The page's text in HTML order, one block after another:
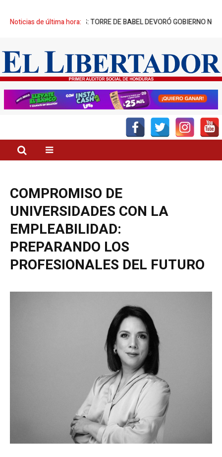
Noticias de última hora:
SUS CREADORES: TORRE DE BABEL DEVORÓ GOBIERNO NO NACIDO
COMPROMISO DE
UNIVERSIDADES CON LA
EMPLEABILIDAD:
PREPARANDO LOS
PROFESIONALES DEL FUTURO